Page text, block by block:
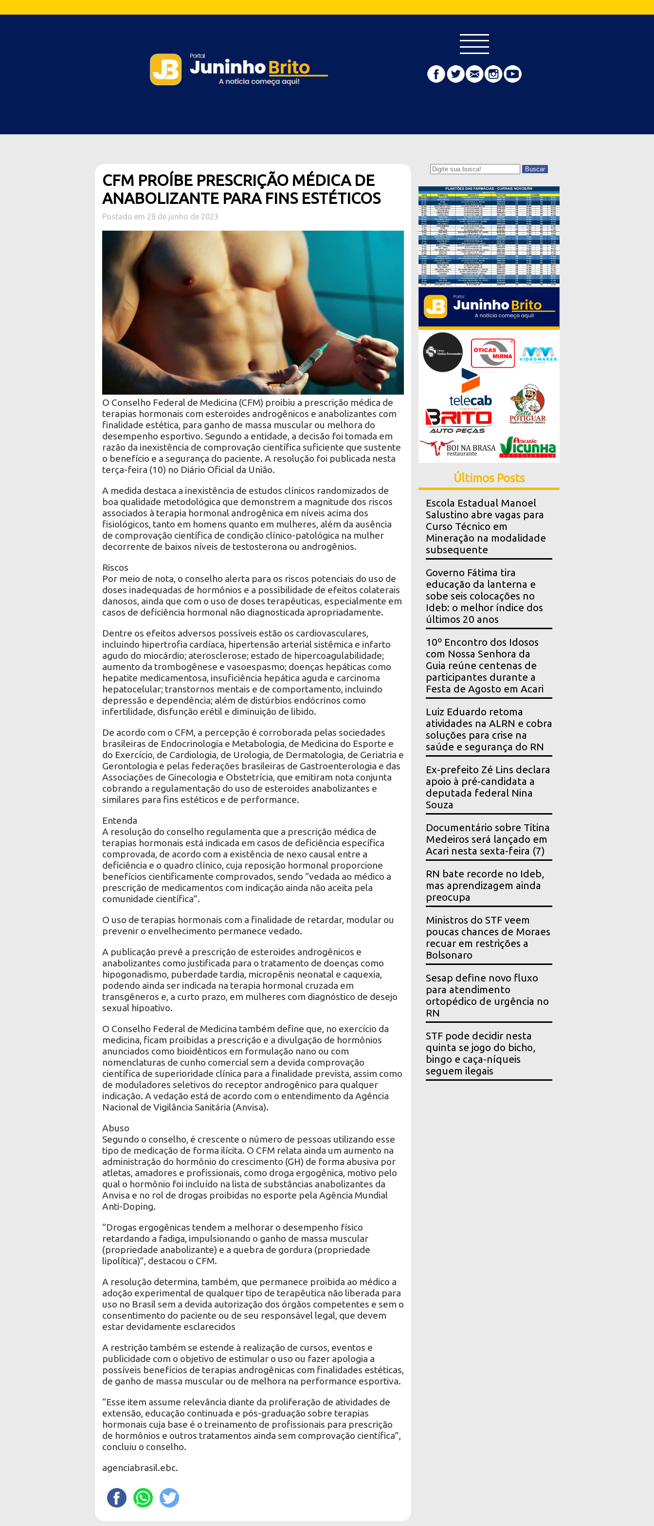
CFM PROÍBE PRESCRIÇÃO MÉDICA DE
ANABOLIZANTE PARA FINS ESTÉTICOS
Postado em 28 de junho de 2023
O Conselho Federal de Medicina (CFM) proibiu a prescrição médica de
terapias hormonais com esteroides androgênicos e anabolizantes com
finalidade estética, para ganho de massa muscular ou melhora do
desempenho esportivo. Segundo a entidade, a decisão foi tomada em
razão da inexistência de comprovação científica suficiente que sustente
o benefício e a segurança do paciente. A resolução foi publicada nesta
terça-feira (10) no Diário Oficial da União.
A medida destaca a inexistência de estudos clínicos randomizados de
boa qualidade metodológica que demonstrem a magnitude dos riscos
associados à terapia hormonal androgênica em níveis acima dos
fisiológicos, tanto em homens quanto em mulheres, além da ausência
de comprovação científica de condição clínico-patológica na mulher
decorrente de baixos níveis de testosterona ou androgênios.
Riscos
Por meio de nota, o conselho alerta para os riscos potenciais do uso de
doses inadequadas de hormônios e a possibilidade de efeitos colaterais
danosos, ainda que com o uso de doses terapêuticas, especialmente em
casos de deficiência hormonal não diagnosticada apropriadamente.
Dentre os efeitos adversos possíveis estão os cardiovasculares,
incluindo hipertrofia cardíaca, hipertensão arterial sistêmica e infarto
agudo do miocárdio; aterosclerose; estado de hipercoagulabilidade;
aumento da trombogênese e vasoespasmo; doenças hepáticas como
hepatite medicamentosa, insuficiência hepática aguda e carcinoma
hepatocelular; transtornos mentais e de comportamento, incluindo
depressão e dependência; além de distúrbios endócrinos como
infertilidade, disfunção erétil e diminuição de libido.
De acordo com o CFM, a percepção é corroborada pelas sociedades
brasileiras de Endocrinologia e Metabologia, de Medicina do Esporte e
do Exercício, de Cardiologia, de Urologia, de Dermatologia, de Geriatria e
Gerontologia e pelas federações brasileiras de Gastroenterologia e das
Associações de Ginecologia e Obstetrícia, que emitiram nota conjunta
cobrando a regulamentação do uso de esteroides anabolizantes e
similares para fins estéticos e de performance.
Entenda
A resolução do conselho regulamenta que a prescrição médica de
terapias hormonais está indicada em casos de deficiência específica
comprovada, de acordo com a existência de nexo causal entre a
deficiência e o quadro clínico, cuja reposição hormonal proporcione
benefícios cientificamente comprovados, sendo “vedada ao médico a
prescrição de medicamentos com indicação ainda não aceita pela
comunidade científica”.
O uso de terapias hormonais com a finalidade de retardar, modular ou
prevenir o envelhecimento permanece vedado.
A publicação prevê a prescrição de esteroides androgênicos e
anabolizantes como justificada para o tratamento de doenças como
hipogonadismo, puberdade tardia, micropênis neonatal e caquexia,
podendo ainda ser indicada na terapia hormonal cruzada em
transgêneros e, a curto prazo, em mulheres com diagnóstico de desejo
sexual hipoativo.
O Conselho Federal de Medicina também define que, no exercício da
medicina, ficam proibidas a prescrição e a divulgação de hormônios
anunciados como bioidênticos em formulação nano ou com
nomenclaturas de cunho comercial sem a devida comprovação
científica de superioridade clínica para a finalidade prevista, assim como
de moduladores seletivos do receptor androgênico para qualquer
indicação. A vedação está de acordo com o entendimento da Agência
Nacional de Vigilância Sanitária (Anvisa).
Abuso
Segundo o conselho, é crescente o número de pessoas utilizando esse
tipo de medicação de forma ilícita. O CFM relata ainda um aumento na
administração do hormônio do crescimento (GH) de forma abusiva por
atletas, amadores e profissionais, como droga ergogênica, motivo pelo
qual o hormônio foi incluído na lista de substâncias anabolizantes da
Anvisa e no rol de drogas proibidas no esporte pela Agência Mundial
Anti-Doping.
“Drogas ergogênicas tendem a melhorar o desempenho físico
retardando a fadiga, impulsionando o ganho de massa muscular
(propriedade anabolizante) e a quebra de gordura (propriedade
lipolítica)”, destacou o CFM.
A resolução determina, também, que permanece proibida ao médico a
adoção experimental de qualquer tipo de terapêutica não liberada para
uso no Brasil sem a devida autorização dos órgãos competentes e sem o
consentimento do paciente ou de seu responsável legal, que devem
estar devidamente esclarecidos
A restrição também se estende à realização de cursos, eventos e
publicidade com o objetivo de estimular o uso ou fazer apologia a
possíveis benefícios de terapias androgênicas com finalidades estéticas,
de ganho de massa muscular ou de melhora na performance esportiva.
“Esse item assume relevância diante da proliferação de atividades de
extensão, educação continuada e pós-graduação sobre terapias
hormonais cuja base é o treinamento de profissionais para prescrição
de hormônios e outros tratamentos ainda sem comprovação científica”,
concluiu o conselho.
agenciabrasil.ebc.
Buscar
Últimos Posts
Escola Estadual Manoel
Salustino abre vagas para
Curso Técnico em
Mineração na modalidade
subsequente
Governo Fátima tira
educação da lanterna e
sobe seis colocações no
Ideb: o melhor índice dos
últimos 20 anos
10º Encontro dos Idosos
com Nossa Senhora da
Guia reúne centenas de
participantes durante a
Festa de Agosto em Acari
Luiz Eduardo retoma
atividades na ALRN e cobra
soluções para crise na
saúde e segurança do RN
Ex-prefeito Zé Lins declara
apoio à pré-candidata a
deputada federal Nina
Souza
Documentário sobre Titina
Medeiros será lançado em
Acari nesta sexta-feira (7)
RN bate recorde no Ideb,
mas aprendizagem ainda
preocupa
Ministros do STF veem
poucas chances de Moraes
recuar em restrições a
Bolsonaro
Sesap define novo fluxo
para atendimento
ortopédico de urgência no
RN
STF pode decidir nesta
quinta se jogo do bicho,
bingo e caça-níqueis
seguem ilegais